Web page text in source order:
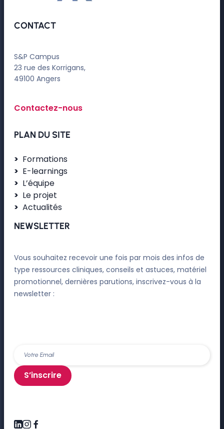
CONTACT
S&P Campus
23 rue des Korrigans,
49100 Angers
Contactez-nous
PLAN DU SITE
Formations
E-learnings
L’équipe
Le projet
Actualités
NEWSLETTER
Vous souhaitez recevoir une fois par mois des infos de
type ressources cliniques, conseils et astuces, matériel
promotionnel, dernières parutions, inscrivez-vous à la
newsletter :
S’inscrire